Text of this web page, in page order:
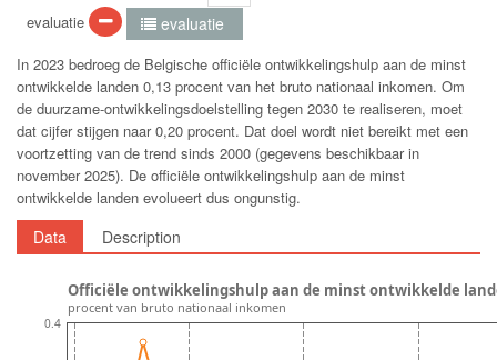
evaluatie evaluatie
In 2023 bedroeg de Belgische officiële ontwikkelingshulp aan de minst
ontwikkelde landen 0,13 procent van het bruto nationaal inkomen. Om
de duurzame-ontwikkelingsdoelstelling tegen 2030 te realiseren, moet
dat cijfer stijgen naar 0,20 procent. Dat doel wordt niet bereikt met een
voortzetting van de trend sinds 2000 (gegevens beschikbaar in
november 2025). De officiële ontwikkelingshulp aan de minst
ontwikkelde landen evolueert dus ongunstig.
Data Description
0.4
Officiële ontwikkelingshulp aan de minst ontwikkelde
procent van bruto nationaal inkomen